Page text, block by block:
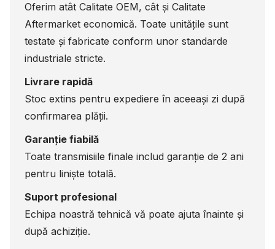
Oferim atât Calitate OEM, cât și Calitate
Aftermarket economică. Toate unitățile sunt
testate și fabricate conform unor standarde
industriale stricte.
Livrare rapidă
Stoc extins pentru expediere în aceeași zi după
confirmarea plății.
Garanție fiabilă
Toate transmisiile finale includ garanție de 2 ani
pentru liniște totală.
Suport profesional
Echipa noastră tehnică vă poate ajuta înainte și
după achiziție.